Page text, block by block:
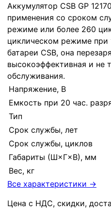
Аккумулятор CSB GP
применения со сроком
режиме или более 260
циклическом режиме при
батареи CSB, она
высокоэффективная и не
обслуживания.
Напряжение, В
Емкость при 20 час.
Тип
Срок службы, лет
Срок службы, циклов
Габариты (Ш×Г×В), мм
Вес, кг
Все характеристики →
Цена с НДС, скидки,